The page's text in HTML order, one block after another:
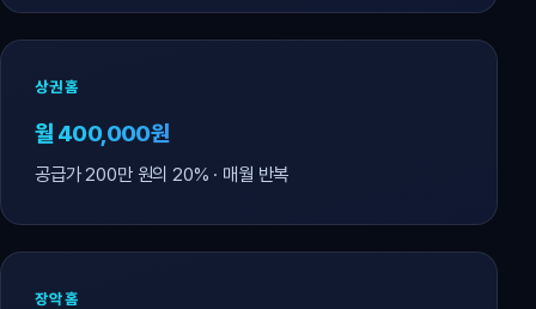
상권홈
월 400,000원
공급가 200만 원의 20% · 매월 반복
장악홈